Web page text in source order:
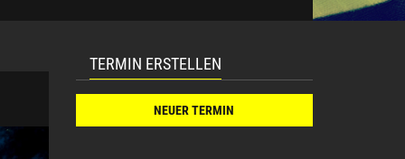
TERMIN ERSTELLEN
NEUER TERMIN